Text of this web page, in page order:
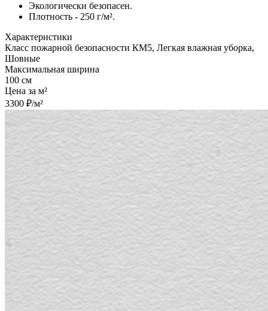
Экологически безопасен.
Плотность - 250 г/м².
Характеристики
Класс пожарной безопасности КМ5, Легкая влажная уборка,
Шовные
Максимальная ширина
100 см
Цена за м²
3300 ₽/м²